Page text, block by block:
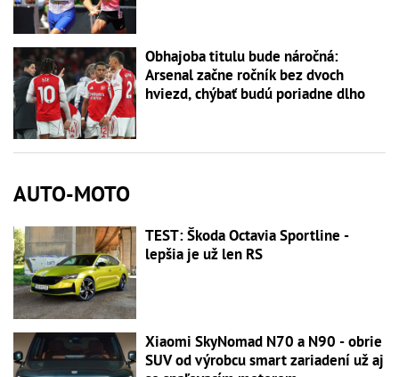
Obhajoba titulu bude náročná:
Arsenal začne ročník bez dvoch
hviezd, chýbať budú poriadne dlho
AUTO-MOTO
TEST: Škoda Octavia Sportline -
lepšia je už len RS
Xiaomi SkyNomad N70 a N90 - obrie
SUV od výrobcu smart zariadení už aj